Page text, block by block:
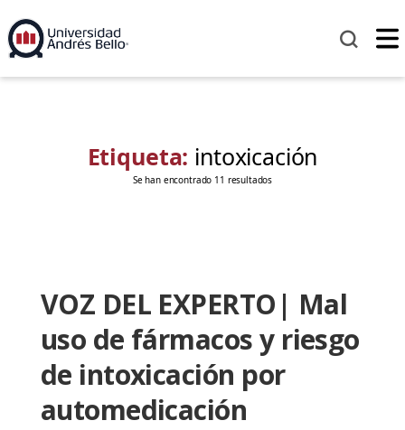
Etiqueta: intoxicación
Se han encontrado 11 resultados
VOZ DEL EXPERTO| Mal
uso de fármacos y riesgo
de intoxicación por
automedicación